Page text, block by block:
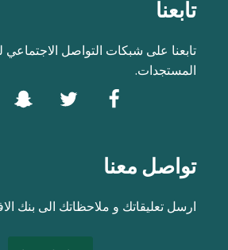
تابعنا
تابعنا على شبكات التواصل
المستجدات.
تواصل معنا
ارسل تعليقاتك و ملاحظاتك الى بنك